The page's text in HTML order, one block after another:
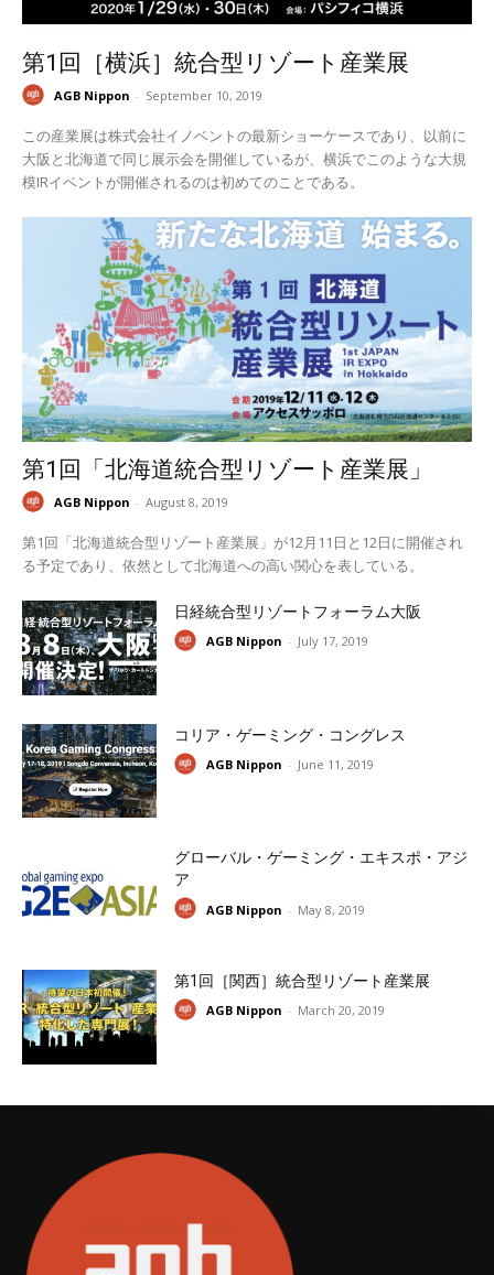
第1回［横浜］統合型リゾート産業展
AGB Nippon - September 10, 2019
この産業展は株式会社イノベントの最新ショーケースであり、以前に
大阪と北海道で同じ展示会を開催しているが、横浜でこのような大規
模IRイベントが開催されるのは初めてのことである。
第1回「北海道統合型リゾート産業展」
AGB Nippon - August 8, 2019
第1回「北海道統合型リゾート産業展」が12月11日と12日に開催され
る予定であり、依然として北海道への高い関心を表している。
日経統合型リゾートフォーラム大阪
AGB Nippon - July 17, 2019
コリア・ゲーミング・コングレス
AGB Nippon - June 11, 2019
グローバル・ゲーミング・エキスポ・アジ
ア
AGB Nippon - May 8, 2019
第1回［関西］統合型リゾート産業展
AGB Nippon - March 20, 2019